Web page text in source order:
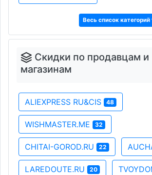
Весь список категорий
Скидки по продавцам и
магазинам
ALIEXPRESS RU&CIS 48
WISHMASTER.ME 32
CHITAI-GOROD.RU 22
LAREDOUTE.RU 20